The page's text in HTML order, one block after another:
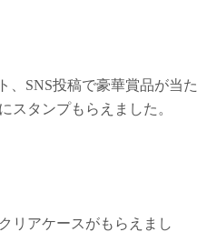
、SNS投稿で豪華賞品が当た
スタンプもらえました。
リアケースがもらえまし